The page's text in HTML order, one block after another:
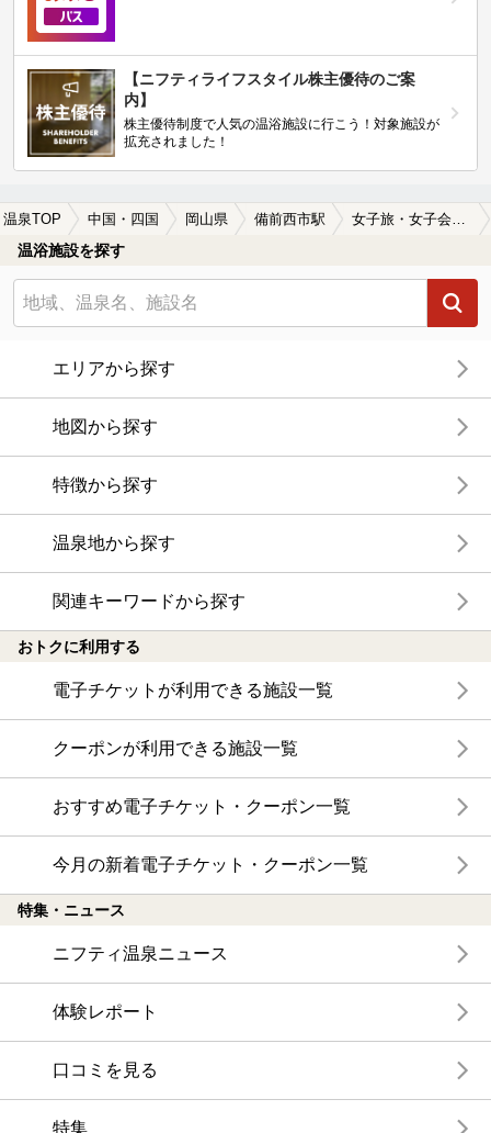
【ニフティライフスタイル株主優待のご案
内】
株主優待制度で人気の温浴施設に行こう！対象施設が
拡充されました！
温泉TOP 中国・四国 岡山県 備前西市駅 女子旅・女子会におすすめの備前西市駅近くの温泉、日帰り温泉、スーパー銭湯おすすめ
温浴施設を探す
エリアから探す
地図から探す
特徴から探す
温泉地から探す
関連キーワードから探す
おトクに利用する
電子チケットが利用できる施設一覧
クーポンが利用できる施設一覧
おすすめ電子チケット・クーポン一覧
今月の新着電子チケット・クーポン一覧
特集・ニュース
ニフティ温泉ニュース
体験レポート
口コミを見る
特集